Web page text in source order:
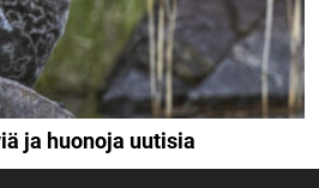
ja huonoja uutisia